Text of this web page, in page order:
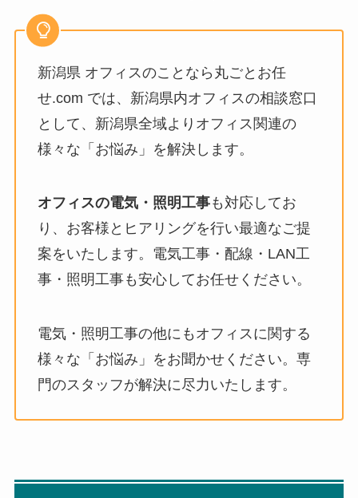
新潟県 オフィスのことなら丸ごとお任
せ.com では、新潟県内オフィスの相談窓口
として、新潟県全域よりオフィス関連の
様々な「お悩み」を解決します。
オフィスの電気・照明工事も対応してお
り、お客様とヒアリングを行い最適なご提
案をいたします。電気工事・配線・LAN工
事・照明工事も安心してお任せください。
電気・照明工事の他にもオフィスに関する
様々な「お悩み」をお聞かせください。専
門のスタッフが解決に尽力いたします。